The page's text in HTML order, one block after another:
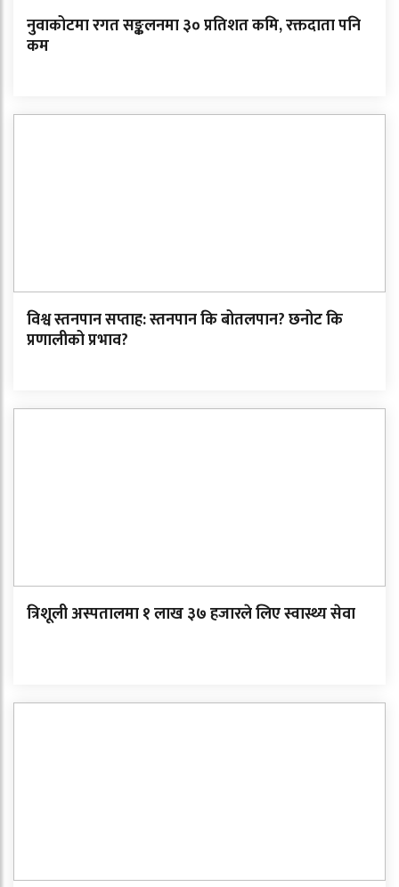
नुवाकोटमा रगत सङ्कलनमा ३० प्रतिशत कमि, रक्तदाता पनि
कम
विश्व स्तनपान सप्ताह: स्तनपान कि बोतलपान? छनोट कि
प्रणालीको प्रभाव?
त्रिशूली अस्पतालमा १ लाख ३७ हजारले लिए स्वास्थ्य सेवा